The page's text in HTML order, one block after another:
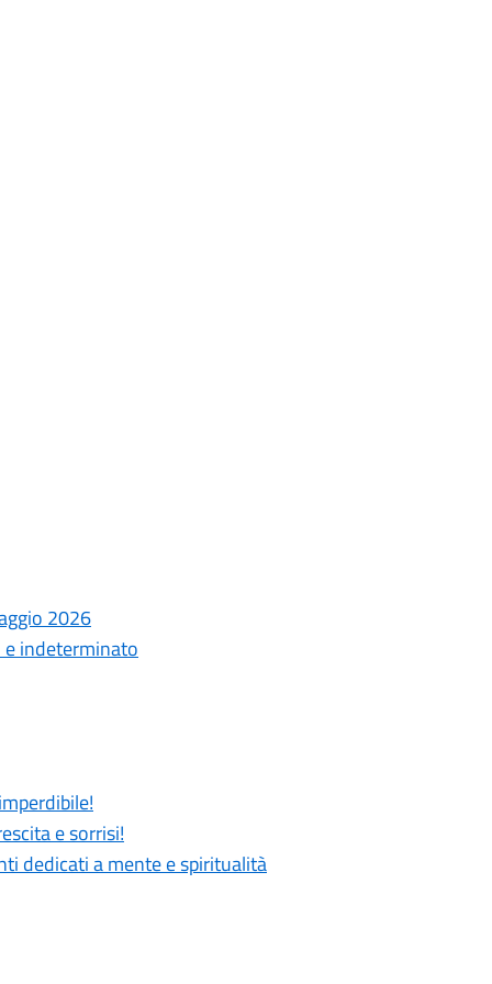
2026
e indeterminato
e sorrisi!
dedicati a mente e spiritualità